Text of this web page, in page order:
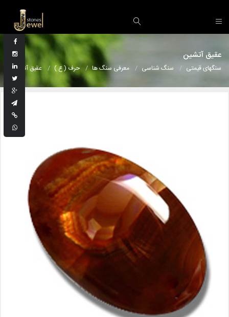
عقیق آتشین
سنگهای قیمتی سنگ شناسی معرفی سنگ ها حرف ( ع ) عقیق آتشین